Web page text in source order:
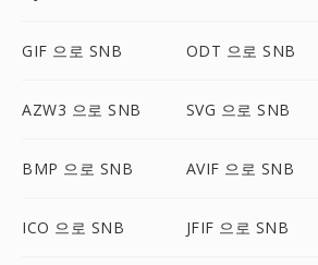
GIF 으로 SNB ODT 으로 SNB
AZW3 으로 SNB SVG 으로 SNB
BMP 으로 SNB AVIF 으로 SNB
ICO 으로 SNB JFIF 으로 SNB